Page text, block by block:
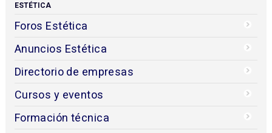
ESTÉTICA
Foros Estética
Anuncios Estética
Directorio de empresas
Cursos y eventos
Formación técnica